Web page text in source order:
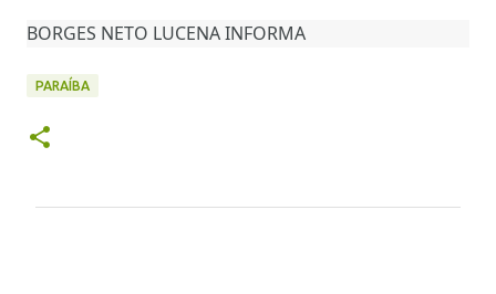
BORGES NETO LUCENA INFORMA
PARAÍBA